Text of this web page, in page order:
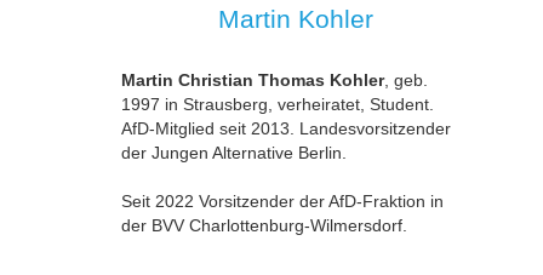
Martin Kohler
Martin Christian Thomas Kohler, geb.
1997 in Strausberg, verheiratet, Student.
AfD-Mitglied seit 2013. Landesvorsitzender
der Jungen Alternative Berlin.
Seit 2022 Vorsitzender der AfD-Fraktion in
der BVV Charlottenburg-Wilmersdorf.